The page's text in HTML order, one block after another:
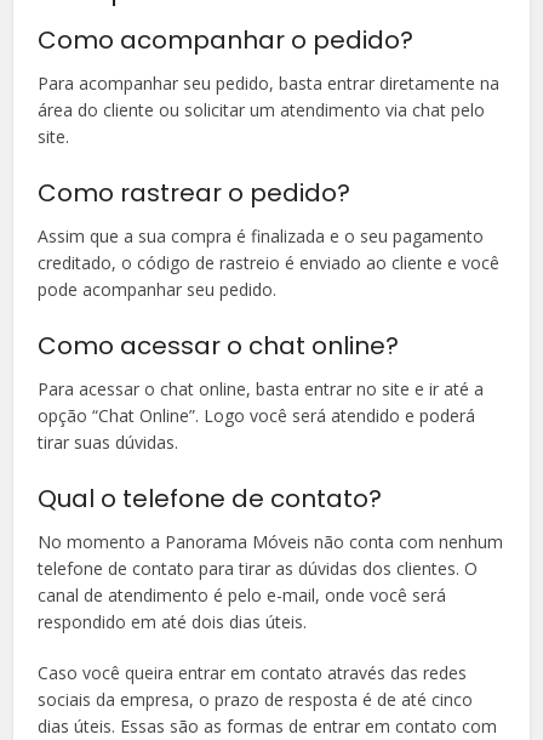
Como acompanhar o pedido?
Para acompanhar seu pedido, basta entrar diretamente na
área do cliente ou solicitar um atendimento via chat pelo
site.
Como rastrear o pedido?
Assim que a sua compra é finalizada e o seu pagamento
creditado, o código de rastreio é enviado ao cliente e você
pode acompanhar seu pedido.
Como acessar o chat online?
Para acessar o chat online, basta entrar no site e ir até a
opção “Chat Online”. Logo você será atendido e poderá
tirar suas dúvidas.
Qual o telefone de contato?
No momento a Panorama Móveis não conta com nenhum
telefone de contato para tirar as dúvidas dos clientes. O
canal de atendimento é pelo e-mail, onde você será
respondido em até dois dias úteis.
Caso você queira entrar em contato através das redes
sociais da empresa, o prazo de resposta é de até cinco
dias úteis. Essas são as formas de entrar em contato com